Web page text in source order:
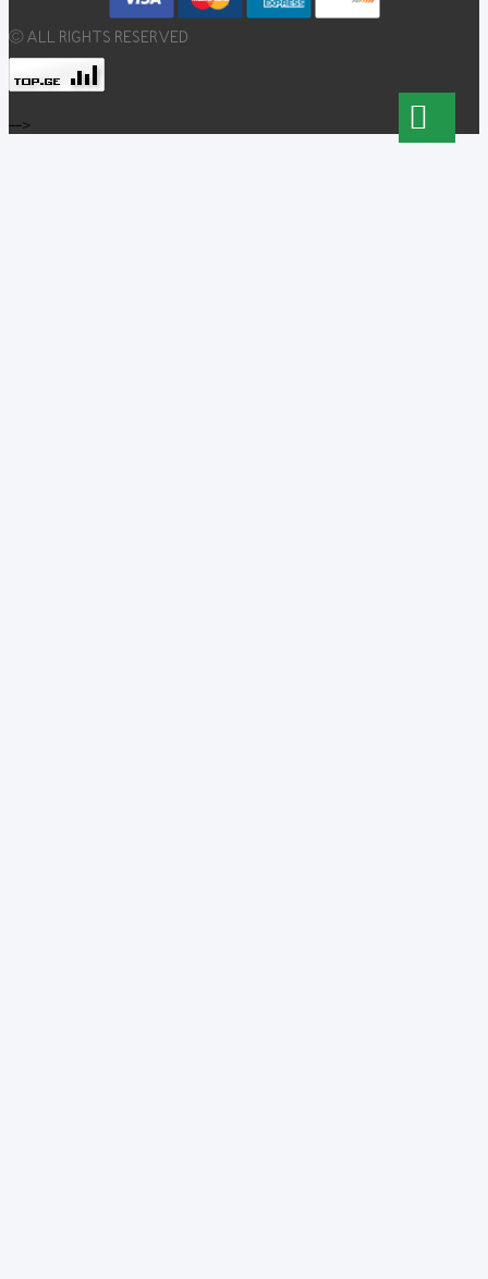
© ALL RIGHTS RESERVED
-->